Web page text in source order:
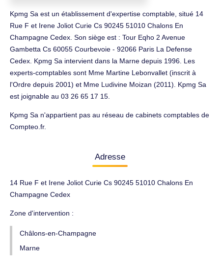
Kpmg Sa est un établissement d'expertise comptable, situé 14
Rue F et Irene Joliot Curie Cs 90245 51010 Chalons En
Champagne Cedex. Son siège est : Tour Eqho 2 Avenue
Gambetta Cs 60055 Courbevoie - 92066 Paris La Defense
Cedex. Kpmg Sa intervient dans la Marne depuis 1996. Les
experts-comptables sont Mme Martine Lebonvallet (inscrit à
l'Ordre depuis 2001) et Mme Ludivine Moizan (2011). Kpmg Sa
est joignable au 03 26 65 17 15.
Kpmg Sa n'appartient pas au réseau de cabinets comptables de
Compteo.fr.
Adresse
14 Rue F et Irene Joliot Curie Cs 90245 51010 Chalons En
Champagne Cedex
Zone d'intervention :
Châlons-en-Champagne
Marne